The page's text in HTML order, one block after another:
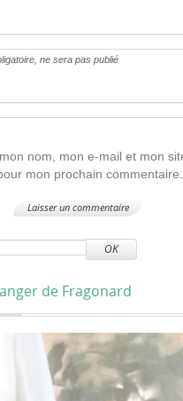
, ne sera pas publié
nom, mon e-mail et mon
mon prochain commentaire.
OK
de Fragonard